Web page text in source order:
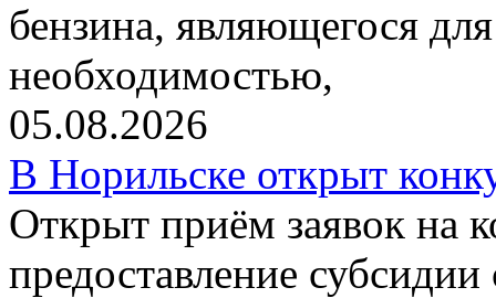
бензина, являющегося
необходимостью,
05.08.2026
В Норильске открыт
Открыт приём заявок на
предоставление